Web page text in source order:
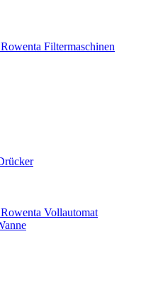
Filtermaschinen
Vollautomat